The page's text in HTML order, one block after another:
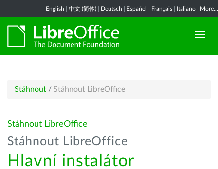
English 中文 (简体) Deutsch Español Français Italiano More...
Stáhnout / Stáhnout LibreOffice
Stáhnout LibreOffice
Stáhnout LibreOffice
Hlavní instalátor